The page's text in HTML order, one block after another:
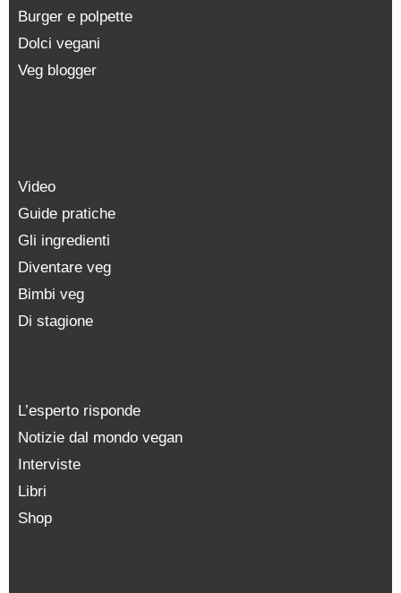
Burger e polpette
Dolci vegani
Veg blogger
Video
Guide pratiche
Gli ingredienti
Diventare veg
Bimbi veg
Di stagione
L’esperto risponde
Notizie dal mondo vegan
Interviste
Libri
Shop